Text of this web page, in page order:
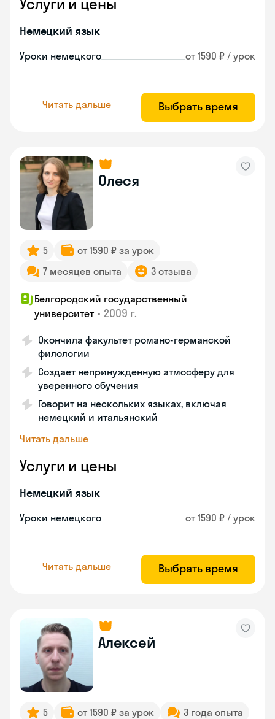
Услуги и цены
Немецкий язык
Уроки немецкого от 1590 ₽ / урок
Читать дальше Выбрать время
Олеся
5
от 1590 ₽ за урок
7 месяцев опыта
3 отзыва
Белгородский государственный
университет • 2009 г.
Окончила факультет романо-германской
филологии
Создает непринужденную атмосферу для
уверенного обучения
Говорит на нескольких языках, включая
немецкий и итальянский
Читать дальше
Услуги и цены
Немецкий язык
Уроки немецкого от 1590 ₽ / урок
Читать дальше Выбрать время
Алексей
5 от 1590 ₽ за урок
3 года опыта